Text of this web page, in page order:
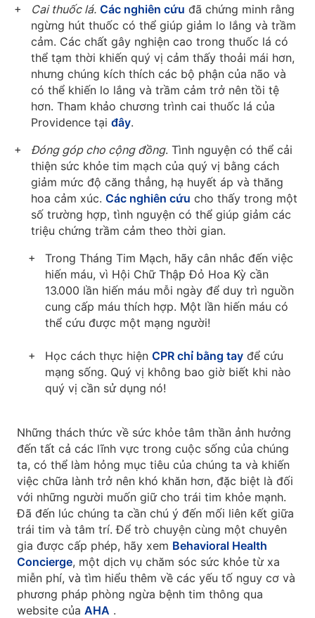
Cai thuốc lá. Các nghiên cứu đã chứng minh rằng
ngừng hút thuốc có thể giúp giảm lo lắng và trầm
cảm. Các chất gây nghiện cao trong thuốc lá có
thể tạm thời khiến quý vị cảm thấy thoải mái hơn,
nhưng chúng kích thích các bộ phận của não và
có thể khiến lo lắng và trầm cảm trở nên tồi tệ
hơn. Tham khảo chương trình cai thuốc lá của
Providence tại đây.
Đóng góp cho cộng đồng. Tình nguyện có thể cải
thiện sức khỏe tim mạch của quý vị bằng cách
giảm mức độ căng thẳng, hạ huyết áp và thăng
hoa cảm xúc. Các nghiên cứu cho thấy trong một
số trường hợp, tình nguyện có thể giúp giảm các
triệu chứng trầm cảm theo thời gian.
Trong Tháng Tim Mạch, hãy cân nhắc đến việc
hiến máu, vì Hội Chữ Thập Đỏ Hoa Kỳ cần
13.000 lần hiến máu mỗi ngày để duy trì nguồn
cung cấp máu thích hợp. Một lần hiến máu có
thể cứu được một mạng người!
Học cách thực hiện CPR chỉ bằng tay để cứu
mạng sống. Quý vị không bao giờ biết khi nào
quý vị cần sử dụng nó!
Những thách thức về sức khỏe tâm thần ảnh hưởng
đến tất cả các lĩnh vực trong cuộc sống của chúng
ta, có thể làm hỏng mục tiêu của chúng ta và khiến
việc chữa lành trở nên khó khăn hơn, đặc biệt là đối
với những người muốn giữ cho trái tim khỏe mạnh.
Đã đến lúc chúng ta cần chú ý đến mối liên kết giữa
trái tim và tâm trí. Để trò chuyện cùng một chuyên
gia được cấp phép, hãy xem Behavioral Health
Concierge, một dịch vụ chăm sóc sức khỏe từ xa
miễn phí, và tìm hiểu thêm về các yếu tố nguy cơ và
phương pháp phòng ngừa bệnh tim thông qua
website của AHA .